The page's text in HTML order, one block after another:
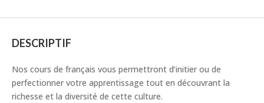
DESCRIPTIF
Nos cours de français vous permettront d’initier ou de
perfectionner votre apprentissage tout en découvrant la
richesse et la diversité de cette culture.